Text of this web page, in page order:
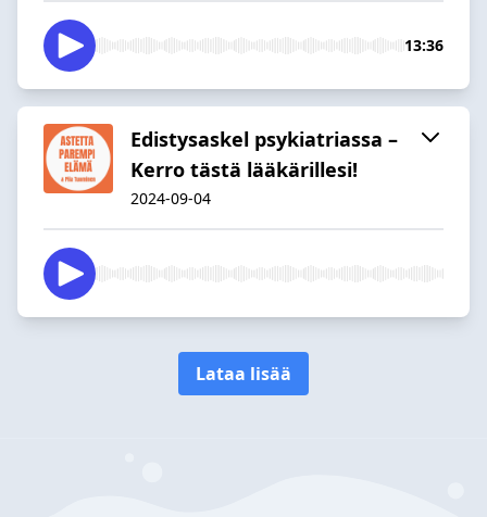
13:36
Edistysaskel psykiatriassa –
Kerro tästä lääkärillesi!
2024-09-04
Lataa lisää